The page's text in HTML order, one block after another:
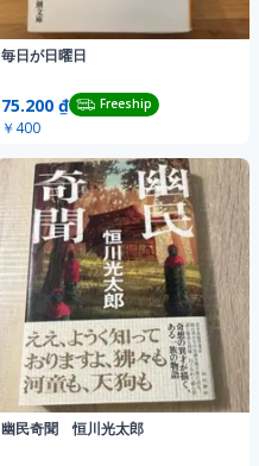
毎日が日曜日
75.200 ₫ Freeship
￥400
幽民奇聞 恒川光太郎